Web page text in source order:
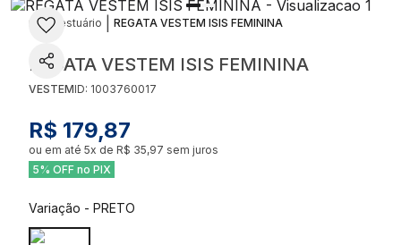
| Vestuário REGATA VESTEM ISIS FEMININA
REGATA VESTEM ISIS FEMININA
VESTEMID: 1003760017
R$ 179,87
ou em até 5x de R$ 35,97 sem juros
5% OFF no PIX
Variação - PRETO